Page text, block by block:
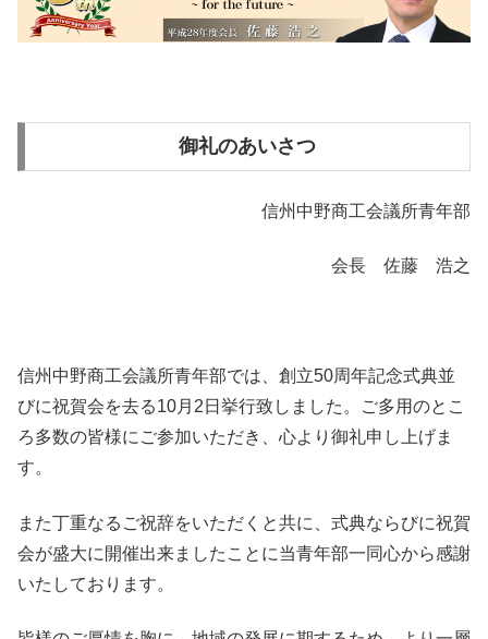
御礼のあいさつ
信州中野商工会議所青年部
会長 佐藤 浩之
信州中野商工会議所青年部では、創立50周年記念式典並
びに祝賀会を去る10月2日挙行致しました。ご多用のとこ
ろ多数の皆様にご参加いただき、心より御礼申し上げま
す。
また丁重なるご祝辞をいただくと共に、式典ならびに祝賀
会が盛大に開催出来ましたことに当青年部一同心から感謝
いたしております。